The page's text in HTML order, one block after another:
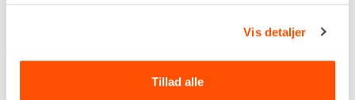
Vis detaljer
Tillad alle